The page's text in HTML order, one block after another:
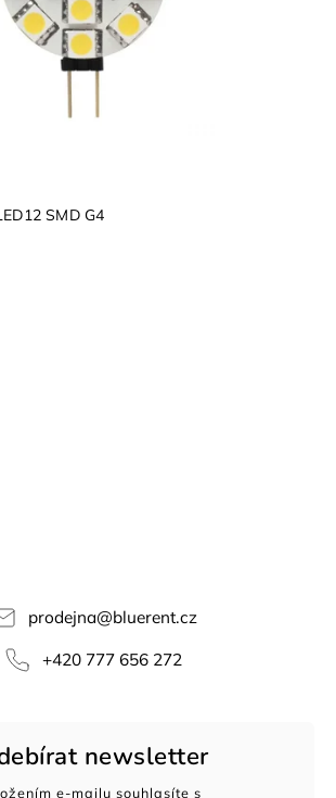
SMD G4
prodejna@bluerent.cz
+420 777 656 272
newsletter
e-mailu souhlasíte s